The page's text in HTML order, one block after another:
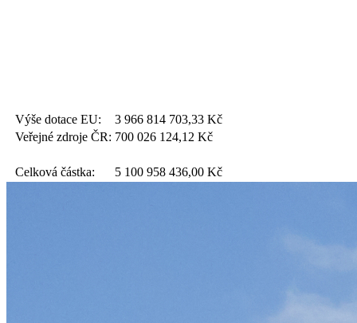
Výše dotace EU: 3 966 814 703,33 Kč
Veřejné zdroje ČR: 700 026 124,12 Kč
Celková částka: 5 100 958 436,00 Kč